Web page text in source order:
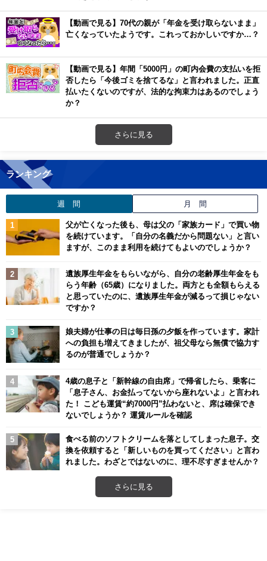
【動画で見る】70代の親が「年金を受け取らないまま」
亡くなっていたようです。これっておかしいですか…？
【動画で見る】年間「5000円」の町内会費の支払いを拒
否したら「今後ゴミを捨てるな」と言われました。正直
払いたくないのですが、法的な拘束力はあるのでしょう
か？
さらに見る
ランキング
週 間 月 間
父が亡くなった後も、母は父の「家族カード」で買い物
を続けています。「自分の名義だから問題ない」と言い
ますが、このまま利用を続けてもよいのでしょうか？
遺族厚生年金をもらいながら、自分の老齢厚生年金をも
らう年齢（65歳）になりました。両方とも全額もらえる
と思っていたのに、遺族厚生年金が減るって損じゃない
ですか？
娘夫婦が仕事の日は毎日孫の夕飯を作っています。家計
への負担も増えてきましたが、祖父母なら無償で協力す
るのが普通でしょうか？
4歳の息子と「新幹線の自由席」で帰省したら、乗客に
「息子さん、お金払ってないから座れないよ」と言われ
た！ こども運賃“約7000円”払わないと、席は確保でき
ないでしょうか？ 運賃ルールを確認
食べる前のソフトクリームを落としてしまった息子。交
換を依頼すると「新しいものを買ってください」と言わ
れました。わざとではないのに、理不尽すぎませんか？
さらに見る